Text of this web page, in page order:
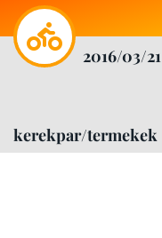
2016/03/21
kerekpar/termekek